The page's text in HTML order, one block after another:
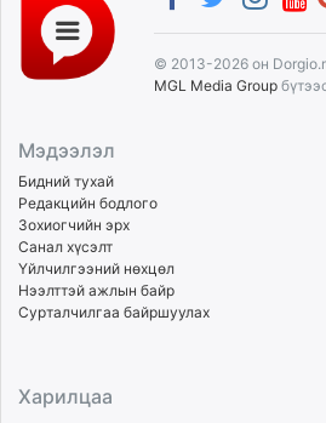
© 2013-2026 он
MGL Media Group
Мэдээлэл
Бидний тухай
Редакцийн бодлого
Зохиогчийн эрх
Санал хүсэлт
Үйлчилгээний нөхцөл
Нээлттэй ажлын байр
Сурталчилгаа байршуулах
Харилцаа